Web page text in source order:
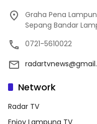
Graha Pena
Sepang Bandar
0721-5610022
Network
Radar TV
Enjoy Lampung TV